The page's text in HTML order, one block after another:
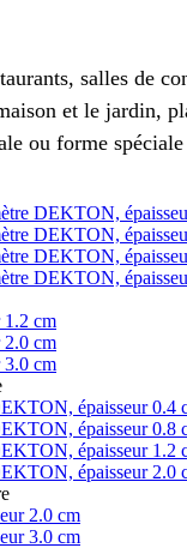
salles de
et le jardin,
ou forme spéciale
DEKTON,
DEKTON,
DEKTON,
DEKTON,
1.2 cm
2.0 cm
3.0 cm
épaisseur 0.4
épaisseur 0.8
épaisseur 1.2
épaisseur 2.0
2.0 cm
3.0 cm